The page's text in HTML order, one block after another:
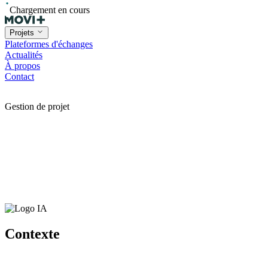
Chargement en cours
Projets
Plateformes d'échanges
Actualités
À propos
Contact
Gestion de projet
Contexte